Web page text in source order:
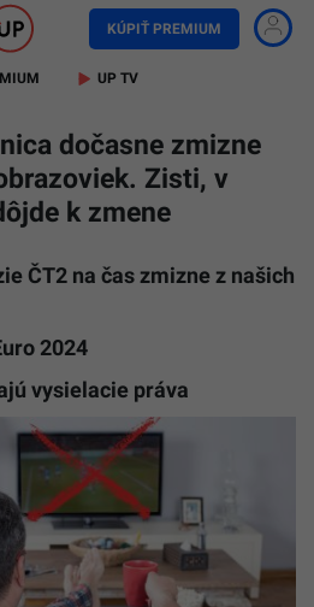
KÚPIŤ PREMIUM
UP TV
dočasne zmizne
Zisti, v
k zmene
ČT2 na čas zmizne z našich
2024
vysielacie práva